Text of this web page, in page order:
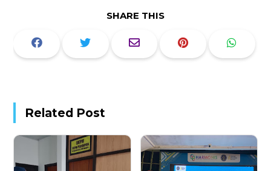
SHARE THIS
Related Post